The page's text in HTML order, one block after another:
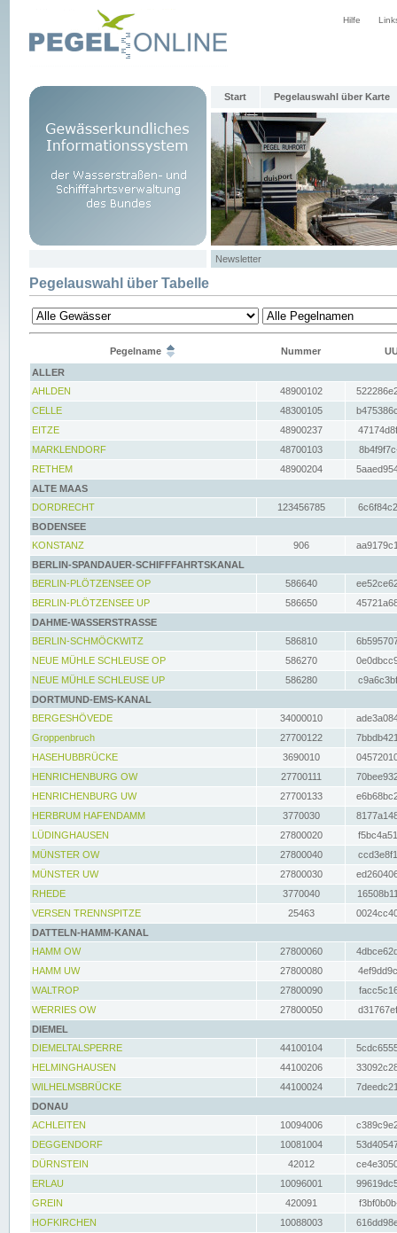
Hilfe
Start Pegelauswahl über Karte
Newsletter
Pegelauswahl über Tabelle
Pegelname Nummer
ALLER
AHLDEN
48900102
CELLE
48300105
EITZE
48900237
MARKLENDORF
48700103
RETHEM
48900204
ALTE MAAS
DORDRECHT
123456785
BODENSEE
KONSTANZ
906
BERLIN-SPANDAUER-SCHIFFFAHRTSKANAL
BERLIN-PLÖTZENSEE OP
586640
BERLIN-PLÖTZENSEE UP
586650
DAHME-WASSERSTRASSE
BERLIN-SCHMÖCKWITZ
586810
NEUE MÜHLE SCHLEUSE OP
586270
NEUE MÜHLE SCHLEUSE UP
586280
DORTMUND-EMS-KANAL
BERGESHÖVEDE
34000010
Groppenbruch
27700122
HASEHUBBRÜCKE
3690010
HENRICHENBURG OW
27700111
HENRICHENBURG UW
27700133
HERBRUM HAFENDAMM
3770030
LÜDINGHAUSEN
27800020
MÜNSTER OW
27800040
MÜNSTER UW
27800030
RHEDE
3770040
VERSEN TRENNSPITZE
25463
DATTELN-HAMM-KANAL
HAMM OW
27800060
HAMM UW
27800080
WALTROP
27800090
WERRIES OW
27800050
DIEMEL
DIEMELTALSPERRE
44100104
HELMINGHAUSEN
44100206
WILHELMSBRÜCKE
44100024
DONAU
ACHLEITEN
10094006
DEGGENDORF
10081004
DÜRNSTEIN
42012
ERLAU
10096001
GREIN
420091
HOFKIRCHEN
10088003